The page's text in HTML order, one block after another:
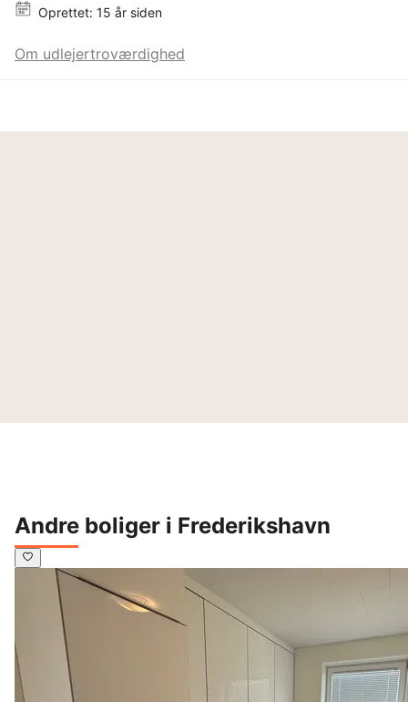
Oprettet: 15 år siden
Om udlejertroværdighed
Andre boliger i Frederikshavn